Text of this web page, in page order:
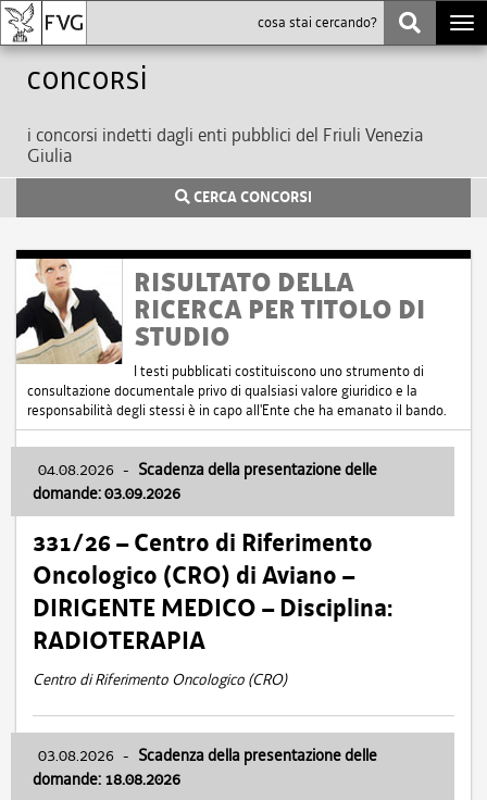
Concorsi
i concorsi indetti dagli enti pubblici del Friuli Venezia
Giulia
CERCA CONCORSI
RISULTATO DELLA
RICERCA PER TITOLO DI
STUDIO
I testi pubblicati costituiscono uno strumento di
consultazione documentale privo di qualsiasi valore giuridico e la
responsabilità degli stessi è in capo all'Ente che ha emanato il bando.
04.08.2026 - Scadenza della presentazione delle
domande: 03.09.2026
331/26 – Centro di Riferimento
Oncologico (CRO) di Aviano –
DIRIGENTE MEDICO – Disciplina:
RADIOTERAPIA
Centro di Riferimento Oncologico (CRO)
03.08.2026 - Scadenza della presentazione delle
domande: 18.08.2026